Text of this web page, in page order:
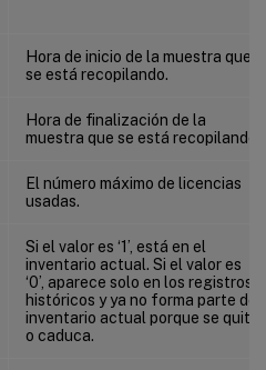
Hora de inicio de la muestra que
se está recopilando.
Hora de finalización de la
muestra que se está recopilando.
El número máximo de licencias
usadas.
Si el valor es ‘1’, está en el
inventario actual. Si el valor es
‘0’, aparece solo en los registros
históricos y ya no forma parte del
inventario actual porque se quita
o caduca.